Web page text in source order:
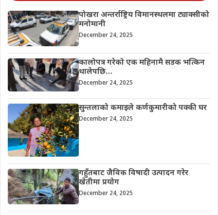
पोखरा अन्तर्राष्ट्रिय विमानस्थलमा ट्याक्सीको
मनोमानी
December 24, 2025
कालोपत्र गरेको एक महिनामै सडक भत्किन
थालेपछि…
December 24, 2025
सुन्तलाको कमाइले कर्णकुमारीको पक्की घर
December 24, 2025
गहुँतबाट जैविक विषादी उत्पादन गरेर
खेतीमा प्रयोग
December 24, 2025